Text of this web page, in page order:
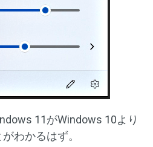
11がWindows 10より
わかるはず。